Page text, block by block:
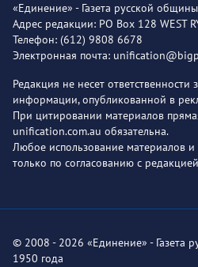
«Единение» - Газета русской
Адрес редакции: PO Box 128 WEST
Телефон: (612) 9808 6678
Электронная почта:
Редакция не несет ответственности
информации, опубликованной в
При цитировании материалов
unification.com.au обязательна.
Любое использование материалов
только по согласованию с
© 2008 - 2026 «Единение» - Газета
1950 года